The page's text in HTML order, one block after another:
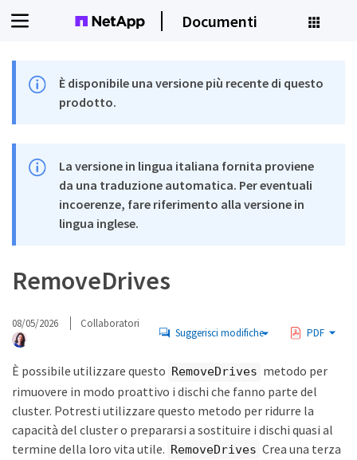
Documenti
È disponibile una versione più recente di questo
prodotto.
La versione in lingua italiana fornita proviene
da una traduzione automatica. Per eventuali
incoerenze, fare riferimento alla versione in
lingua inglese.
RemoveDrives
08/05/2026 Collaboratori
Suggerisci modifiche PDF
È possibile utilizzare questo RemoveDrives metodo per
rimuovere in modo proattivo i dischi che fanno parte del
cluster. Potresti utilizzare questo metodo per ridurre la
capacità del cluster o prepararsi a sostituire i dischi quasi al
termine della loro vita utile. RemoveDrives Crea una terza